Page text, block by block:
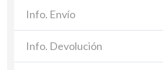
Info. Envío
Info. Devolución